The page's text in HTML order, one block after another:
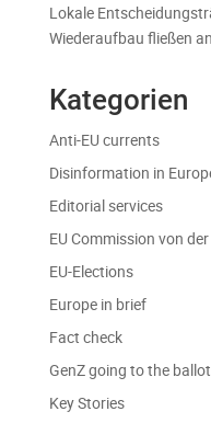
Lokale
Wiederaufbau fließen
Kategorien
Anti-EU currents
Disinformation in
Editorial services
EU Commission von
EU-Elections
Europe in brief
Fact check
GenZ going to the
Key Stories